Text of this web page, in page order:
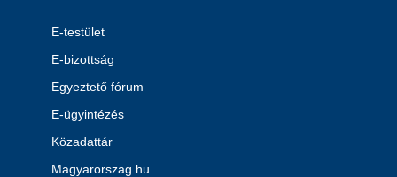
E-testület
E-bizottság
Egyeztető fórum
E-ügyintézés
Közadattár
Magyarorszag.hu